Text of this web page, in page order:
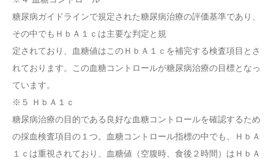
糖尿病ガイドラインで規定された糖尿病治療の評価基準であり、
その中でもＨｂＡ１ｃは主要な判定と規
定されており、血糖値はこのＨｂＡ１ｃを補完する検査項目とさ
れております。この血糖コントロールが糖尿病治療の目標となっ
ています。
※５ ＨｂＡ１ｃ
糖尿病治療の目的である良好な血糖コントロールを確認するため
の採血検査項目の１つ。血糖コントロール指標の中でも、ＨｂＡ
１ｃは重視されており、血糖値（空腹時、食後２時間）はＨｂＡ